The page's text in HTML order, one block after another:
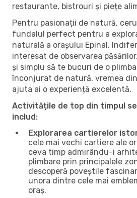
restaurante, bistrouri și piețe
Pentru pasionații de natură,
fundalul perfect pentru a
naturală a orașului Epinal.
interesat de observarea
și simplu să te bucuri de o
înconjurat de natură, vremea
ajuta ai o experiență excelentă.
Activitățile de top din timpul
includ:
Explorarea cartierelor
cele mai vechi cartiere ale
ceva timp admirându-i
plimbare prin principalele
descoperă poveștile
unora dintre cele mai
oraș.